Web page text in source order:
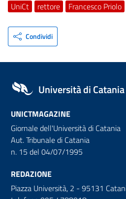
UniCt rettore Francesco Priolo
Condividi
Università di Catania
UNICTMAGAZINE
Giornale dell'Università di Catania
Aut. Tribunale di Catania
n. 15 del 04/07/1995
REDAZIONE
Piazza Università, 2 - 95131